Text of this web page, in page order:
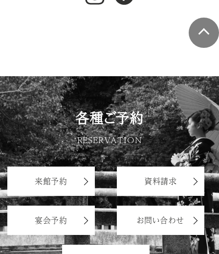
各種ご予約
RESERVATION
来館予約 資料請求
宴会予約 お問い合わせ